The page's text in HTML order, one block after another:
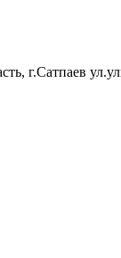
г.Сатпаев